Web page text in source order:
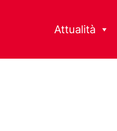
Attualità